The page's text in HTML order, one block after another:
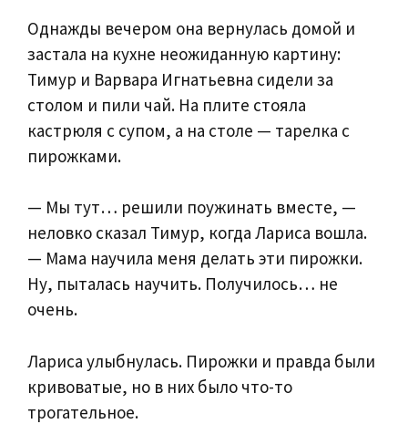
Однажды вечером она вернулась домой и
застала на кухне неожиданную картину:
Тимур и Варвара Игнатьевна сидели за
столом и пили чай. На плите стояла
кастрюля с супом, а на столе — тарелка с
пирожками.
— Мы тут… решили поужинать вместе, —
неловко сказал Тимур, когда Лариса вошла.
— Мама научила меня делать эти пирожки.
Ну, пыталась научить. Получилось… не
очень.
Лариса улыбнулась. Пирожки и правда были
кривоватые, но в них было что-то
трогательное.